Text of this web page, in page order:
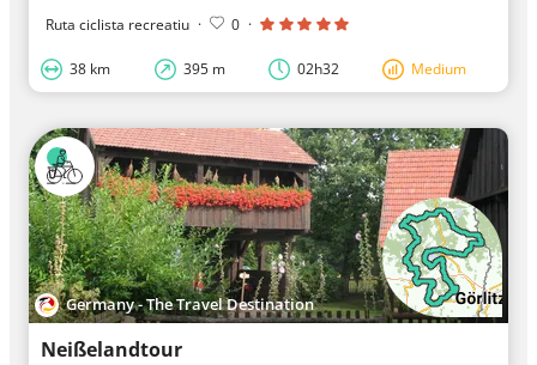
Ruta ciclista recreatiu · 0 ·
38 km 395 m 02h32 Medium
Germany - The Travel Destination
Neißelandtour